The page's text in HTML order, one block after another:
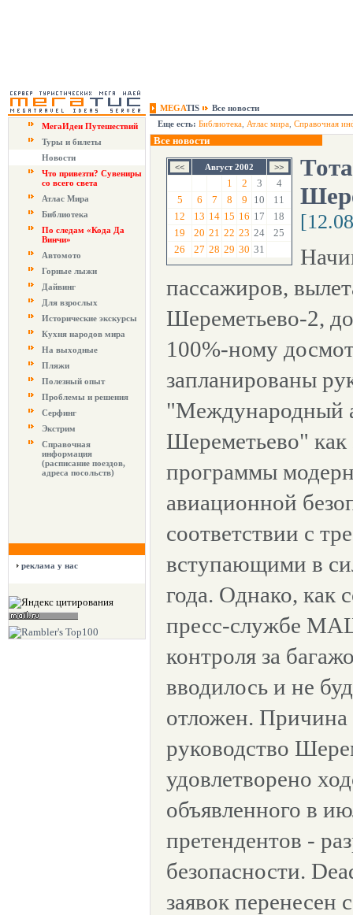
MEGATIS
Все новости
МегаИдеи Путешествий
Туры и билеты
Новости
Что привезти? Сувениры
со всего света
Атлас Мира
Библиотека
По следам «Кода Да
Винчи»
Автомото
Горные лыжи
Дайвинг
Для взрослых
Исторические экскурсы
Кухня народов мира
На выходные
Пляжи
Полезный опыт
Проблемы и решения
Серфинг
Экстрим
Справочная
информация
(расписание поездов,
адреса посольств)
реклама у нас
Еще есть: Библиотека Атлас мира Справочная
Все новости
Август 2002
1 2 3
4
5
6 7 8 9 10
11
12
13 14 15 16 17
18
19
20 21 22 23 24
25
26
27 28 29 30 31
пассажиров,
Шереметьево-2,
100%-ному
запланированы
"Международный
Шереметьево" как
программы
авиационной
соответствии с
вступающими в
года. Однако,
пресс-службе
контроля за
вводилось и не
отложен. Причина
руководство
удовлетворено
объявленного в
претендентов -
безопасности.
заявок перенесен